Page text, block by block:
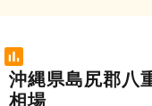
沖縄県島尻郡八
相場